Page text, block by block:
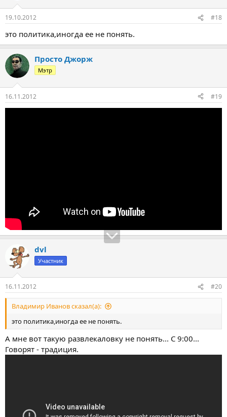
19.10.2012 #18
это политика,иногда ее не понять.
Просто Джорж
Мэтр
16.11.2012 #19
dvl
Участник
16.11.2012 #20
Владимир Иванов сказал(а):
это политика,иногда ее не понять.
А мне вот такую развлекаловку не понять... С 9:00...
Говорят - традиция.